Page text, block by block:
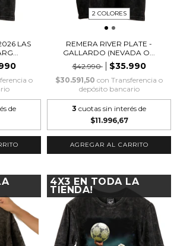
LAS
o
de
2 COLORES
REMERA RIVER PLATE -
GALLARDO (NEVADA O...
$42.990
$35.990
$30.591,50 con Transferencia o
depósito bancario
3 cuotas sin interés de
$11.996,67
AGREGAR AL CARRITO
4X3 EN TODA LA
TIENDA!